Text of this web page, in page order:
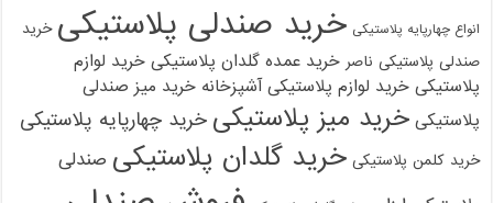
انواع چهارپایه پلاستیکی خرید صندلی پلاستیکی خرید
صندلی پلاستیکی ناصر خرید عمده گلدان پلاستیکی خرید لوازم
پلاستیکی خرید لوازم پلاستیکی آشپزخانه خرید میز صندلی
پلاستیکی خرید میز پلاستیکی خرید چهارپایه پلاستیکی
خرید کلمن پلاستیکی خرید گلدان پلاستیکی صندلی